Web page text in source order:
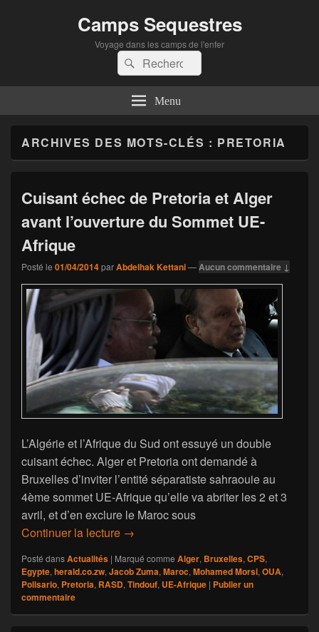
Camps Sequestres
Voyage dans les camps de l'enfer
Recherche :
Rechercher
Menu
ARCHIVES DES MOTS-CLÉS : PRETORIA
Cuisant échec de Pretoria et Alger
avant l’ouverture du Sommet UE-
Afrique
Posté le 01/04/2014parAbdelhak Kettani—Aucun commentaire ↓
L’Algérie et l’Afrique du Sud ont essuyé un double
cuisant échec. Alger et Pretoria ont demandé à
Bruxelles d’inviter l’entité séparatiste sahraouie au
4ème sommet UE-Afrique qu’elle va abriter les 2 et 3
avril, et d’en exclure le Maroc sous
Continuer la lecture Cuisant échec de Pretoria et Alger
→
Posté dansActualités | Marqué comme Alger, Bruxelles,CPS,
Egypte,herald.co.zw,Jacob Zuma,Maroc,Mohamed Morsi,OUA,
Polisario, Pretoria, RASD,Tindouf, UE-Afrique | Publier un
commentaire